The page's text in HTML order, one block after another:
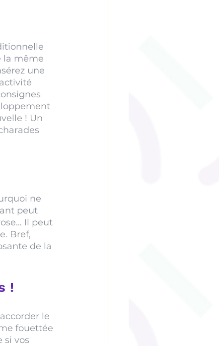
la même
une
! Un
ne
peut
Il peut
Bref,
de la
!
le
fouettée
si vos